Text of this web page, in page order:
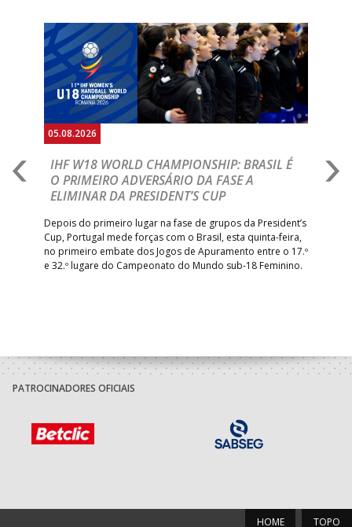
05.08.2026
IHF W18 WORLD CHAMPIONSHIP: BRASIL É
O PRIMEIRO ADVERSÁRIO DA FASE A
ELIMINAR DA PRESIDENT’S CUP
Depois do primeiro lugar na fase de grupos da President’s
Cup, Portugal mede forças com o Brasil, esta quinta-feira,
no primeiro embate dos Jogos de Apuramento entre o 17.º
e 32.º lugare do Campeonato do Mundo sub-18 Feminino.
Anterior
PATROCINADORES OFICIAIS
TOPO
HOME